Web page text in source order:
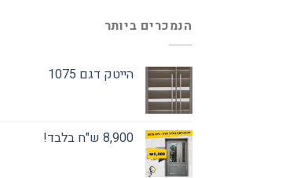
הנמכרים ביותר
הייטק דגם 1075
8,900 ש"ח בלבד!